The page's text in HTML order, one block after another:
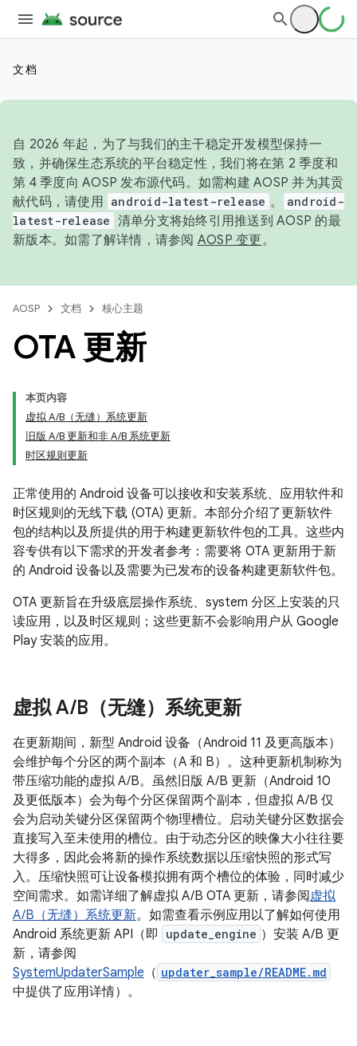
文档
自 2026 年起，为了与我们的主干稳定开发模型保持一
致，并确保生态系统的平台稳定性，我们将在第 2 季度和
第 4 季度向 AOSP 发布源代码。如需构建 AOSP 并为其贡
献代码，请使用 android-latest-release 。
android-
latest-release 清单分支将始终引用推送到 AOSP 的最
新版本。如需了解详情，请参阅 AOSP 变更。
AOSP 文档 核心主题
OTA 更新
本页内容
虚拟 A/B（无缝）系统更新
旧版 A/B 更新和非 A/B 系统更新
时区规则更新
正常使用的 Android 设备可以接收和安装系统、应用软件和
时区规则的无线下载 (OTA) 更新。本部分介绍了更新软件
包的结构以及所提供的用于构建更新软件包的工具。这些内
容专供有以下需求的开发者参考：需要将 OTA 更新用于新
的 Android 设备以及需要为已发布的设备构建更新软件包。
OTA 更新旨在升级底层操作系统、system 分区上安装的只
读应用，以及时区规则；这些更新不会影响用户从 Google
Play 安装的应用。
虚拟 A/B（无缝）系统更新
在更新期间，新型 Android 设备（Android 11 及更高版本）
会维护每个分区的两个副本（A 和 B）。这种更新机制称为
带压缩功能的虚拟 A/B。虽然旧版 A/B 更新（Android 10
及更低版本）会为每个分区保留两个副本，但虚拟 A/B 仅
会为启动关键分区保留两个物理槽位。启动关键分区数据会
直接写入至未使用的槽位。由于动态分区的映像大小往往要
大得多，因此会将新的操作系统数据以压缩快照的形式写
入。压缩快照可让设备模拟拥有两个槽位的体验，同时减少
空间需求。如需详细了解虚拟 A/B OTA 更新，请参阅虚拟
A/B（无缝）系统更新。如需查看示例应用以了解如何使用
Android 系统更新 API（即
update_engine ）安装 A/B 更
新，请参阅
SystemUpdaterSample （ updater_sample/README.md
中提供了应用详情）。